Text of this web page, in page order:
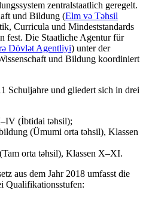
zentralstaatlich geregelt.
und Bildung (Elm və Təhsil
Curricula und Mindeststandards
fest. Die Staatliche Agentur für
Dövlət Agentliyi) unter der
und Bildung koordiniert
Schuljahre und gliedert sich in drei
(İbtidai təhsil);
(Ümumi orta təhsil), Klassen
orta təhsil), Klassen X–XI.
aus dem Jahr 2018 umfasst die
Qualifikationsstufen: